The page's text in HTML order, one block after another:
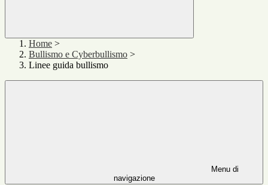
Home >
Bullismo e Cyberbullismo >
Linee guida bullismo
Menu di
navigazione